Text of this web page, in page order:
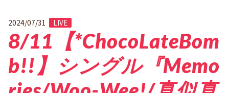
2024/07/31 LIVE
8/11【*ChocoLateBom
b!!】シングル『Memo